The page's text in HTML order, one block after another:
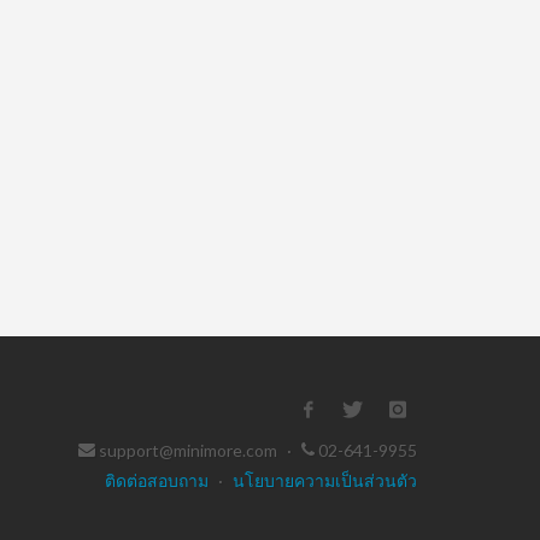
support@minimore.com ·
02-641-9955
ติดต่อสอบถาม · นโยบายความเป็นส่วนตัว